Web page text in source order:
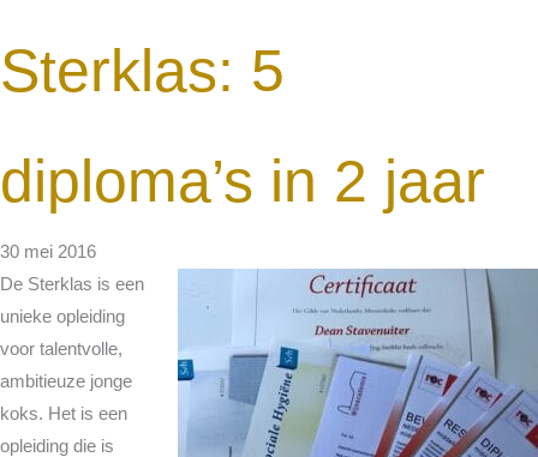
Sterklas: 5
diploma’s in 2 jaar
30 mei 2016
De Sterklas is een
unieke opleiding
voor talentvolle,
ambitieuze jonge
koks. Het is een
opleiding die is